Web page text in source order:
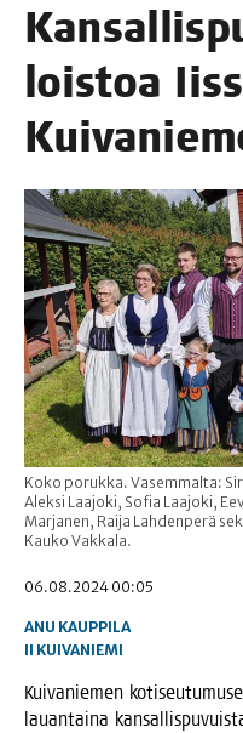
lois­toa
Koko porukka. Vasemmalta:
Aleksi Laajoki, Sofia Laajoki,
Marjanen, Raija Lahdenperä
Kauko Vakkala.
06.08.2024 00:05
ANU KAUPPILA
II KUIVANIEMI
Kui­va­nie­men
lau­an­tai­na